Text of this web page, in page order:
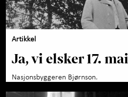
Artikkel
Ja, vi elsker 17. mai
Nasjonsbyggeren Bjørnson.